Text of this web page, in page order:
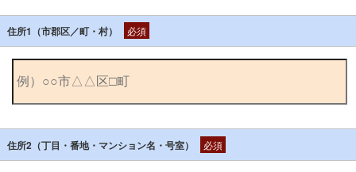
住所1（市郡区／町・村） 必須
住所2（丁目・番地・マンション名・号室） 必須